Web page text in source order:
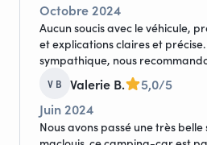
Octobre 2024
Aucun soucis avec le véhicule,
et explications claires et
sympathique, nous
V B Valerie B.
5,0/5
Juin 2024
Nous avons passé une très